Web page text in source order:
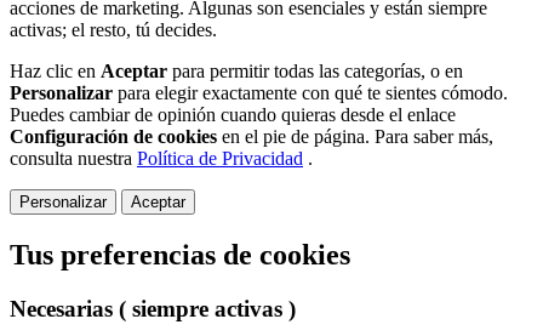
acciones de marketing. Algunas son esenciales y están siempre
activas; el resto, tú decides.
Haz clic en Aceptar para permitir todas las categorías, o en
Personalizar para elegir exactamente con qué te sientes cómodo.
Puedes cambiar de opinión cuando quieras desde el enlace
Configuración de cookies en el pie de página. Para saber más,
consulta nuestra Política de Privacidad .
Personalizar Aceptar
Tus preferencias de cookies
Necesarias ( siempre activas )